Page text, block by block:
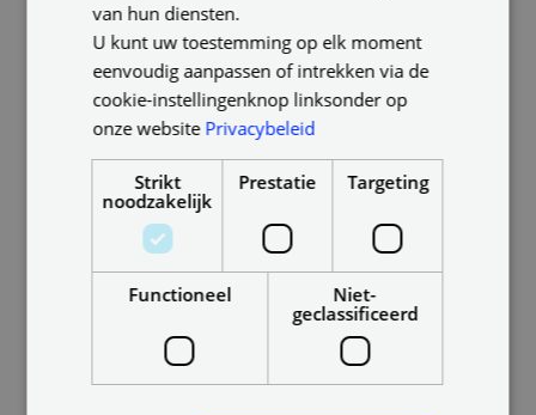
Comfortabele infrarood
plafondverwarming
Binnenkomen in een heerlijk warm huis. De
infrarood plafondverwarming van Plameco
zorgt voor comfortabele directe warmte.
bouwwerkzaamheden? Allemaal niet nodig!
Jouw infrarood spanplafond wordt in één dag
van hun diensten.
U kunt uw toestemming op elk moment
eenvoudig aanpassen of intrekken via de
cookie-instellingenknop linksonder op
onze website Privacybeleid
Strikt
noodzakelijk
Prestatie Targeting
Functioneel
Niet-
geclassificeerd